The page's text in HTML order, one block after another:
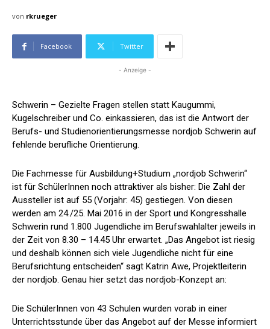
von rkrueger
Facebook Twitter
- Anzeige -
Schwerin – Gezielte Fragen stellen statt Kaugummi,
Kugelschreiber und Co. einkassieren, das ist die Antwort der
Berufs- und Studienorientierungsmesse nordjob Schwerin auf
fehlende berufliche Orientierung.
Die Fachmesse für Ausbildung+Studium „nordjob Schwerin“
ist für SchülerInnen noch attraktiver als bisher: Die Zahl der
Aussteller ist auf 55 (Vorjahr: 45) gestiegen. Von diesen
werden am 24./25. Mai 2016 in der Sport und Kongresshalle
Schwerin rund 1.800 Jugendliche im Berufswahlalter jeweils in
der Zeit von 8.30 – 14.45 Uhr erwartet. „Das Angebot ist riesig
und deshalb können sich viele Jugendliche nicht für eine
Berufsrichtung entscheiden“ sagt Katrin Awe, Projektleiterin
der nordjob. Genau hier setzt das nordjob-Konzept an:
Die SchülerInnen von 43 Schulen wurden vorab in einer
Unterrichtsstunde über das Angebot auf der Messe informiert